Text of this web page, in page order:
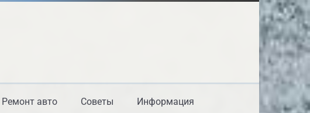
Ремонт авто Советы Информация